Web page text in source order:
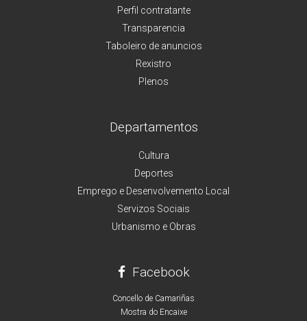
Perfil contratante
Transparencia
Taboleiro de anuncios
Rexistro
Plenos
Departamentos
Cultura
Deportes
Emprego e Desenvolvemento Local
Servizos Sociais
Urbanismo e Obras
Facebook
Concello de Camariñas
Mostra do Encaixe